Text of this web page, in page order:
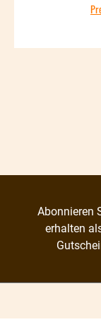
Abonnieren
erhalten